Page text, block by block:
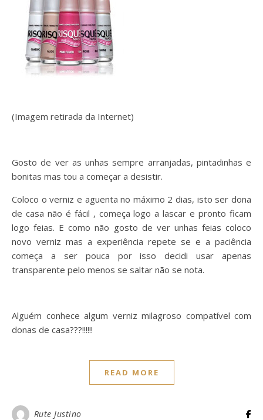
(Imagem retirada da Internet)
Gosto de ver as unhas sempre arranjadas, pintadinhas e
bonitas mas tou a começar a desistir.
Coloco o verniz e aguenta no máximo 2 dias, isto ser dona
de casa não é fácil , começa logo a lascar e pronto ficam
logo feias. E como não gosto de ver unhas feias coloco
novo verniz mas a experiência repete se e a paciência
começa a ser pouca por isso decidi usar apenas
transparente pelo menos se saltar não se nota.
Alguém conhece algum verniz milagroso compatível com
donas de casa???!!!!!!
READ MORE
Rute Justino